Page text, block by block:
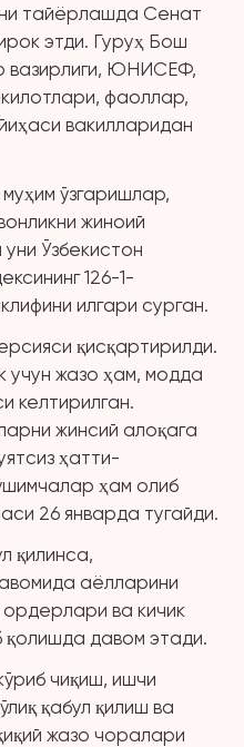
тайёрлашда Сенат
этди. Гуруҳ Бош
вазирлиги, ЮНИCЕФ,
фаоллар,
вакилларидан
ўзгаришлар,
жиноий
Ўзбекистон
126-1-
илгари сурган.
қисқартирилди.
учун жазо ҳам, модда
келтирилган.
жинсий алоқага
ҳатти-
ҳам олиб
26 январда тугайди.
қилинса,
аёлларини
ва кичик
қолишда давом этади.
чиқиш, ишчи
қабул қилиш ва
жазо чоралари